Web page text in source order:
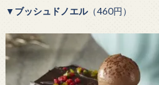
▼ ブッシュドノエル（460円）